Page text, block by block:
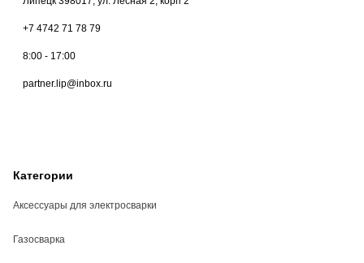
+7 4742 71 78 79
8:00 - 17:00
partner.lip@inbox.ru
Категории
Аксессуары для электросварки
Газосварка